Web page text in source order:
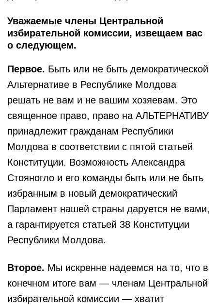
Уважаемые члены Центральной
избирательной комиссии, извещаем вас
о следующем.
Первое. Быть или не быть демократической
Альтернативе в Республике Молдова
решать не вам и не вашим хозяевам. Это
священное право, право на АЛЬТЕРНАТИВУ
принадлежит гражданам Республики
Молдова в соответствии с пятой статьей
Конституции. Возможность Александра
Стояногло и его команды быть или не быть
избранным в новый демократический
Парламент нашей страны даруется не вами,
а гарантируется статьей 38 Конституции
Республики Молдова.
Второе. Мы искренне надеемся на то, что в
конечном итоге вам — членам Центральной
избирательной комиссии — хватит